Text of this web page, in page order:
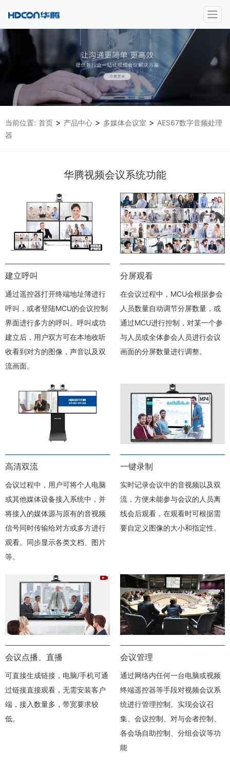
当前位置: 首页 > 产品中心 > 多媒体会议室 > AES67数字音频处理
器
华腾视频会议系统功能
建立呼叫
通过遥控器打开终端地址簿进行
呼叫，或者登陆MCU的会议控制
界面进行多方的呼叫。呼叫成功
建立后，用户双方可在本地收听
收看到对方的图像，声音以及双
流画面。
分屏观看
在会议过程中，MCU会根据参会
人员数量自动调节分屏数量，或
通过MCU进行控制，对某一个参
与人员或全体参会人员进行会议
画面的分屏数量进行调整。
高清双流
会议过程中，用户可将个人电脑
或其他媒体设备接入系统中，并
将接入的媒体源与原有的音视频
信号同时传输给对方或多方进行
观看。同步显示各类文档、图片
等。
一键录制
实时记录会议中的音视频以及双
流，方便未能参与会议的人员离
线会后观看，在观看时可根据需
要自定义图像的大小和指定性。
会议点播、直播
可直接生成链接，电脑/手机可通
过链接直接观看，无需安装客户
端，接入数量多，带宽要求较
低。
会议管理
通过网络内任何一台电脑或视频
终端遥控器等手段对视频会议系
统进行管理控制。实现会议召
集、会议控制、对与会者控制、
各会场自助控制、分组会议等功
能